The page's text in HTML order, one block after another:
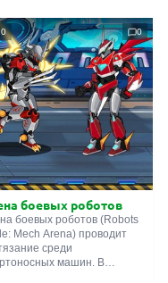
0
боевых роботов
боевых роботов (Robots
Mech Arena) проводит
среди
машин. В